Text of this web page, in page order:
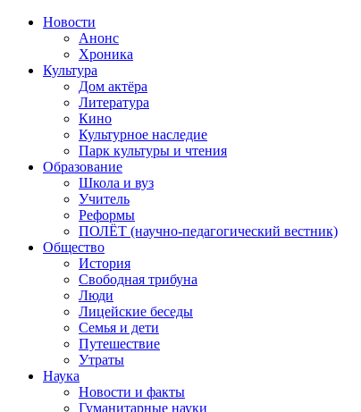
Новости
Анонс
Хроника
Культура
Дом актёра
Литература
Кино
Культурное наследие
Парк культуры и чтения
Образование
Школа и вуз
Учитель
Реформы
ПОЛЁТ (научно-педагогический вестник)
Общество
История
Свободная трибуна
Люди
Лицейские беседы
Семья и дети
Путешествие
Утраты
Наука
Новости и факты
Гуманитарные науки